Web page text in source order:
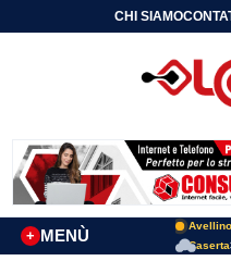
CHI SIAMO
MENÙ
+
Caserta